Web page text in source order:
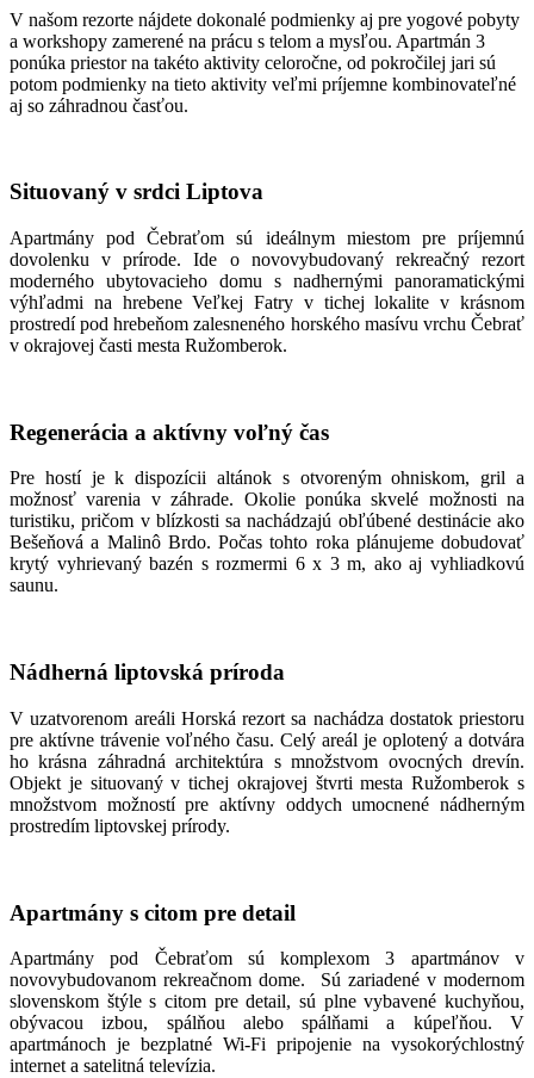
V našom rezorte nájdete dokonalé podmienky aj pre yogové pobyty
a workshopy zamerené na prácu s telom a mysľou. Apartmán 3
ponúka priestor na takéto aktivity celoročne, od pokročilej jari sú
potom podmienky na tieto aktivity veľmi príjemne kombinovateľné
aj so záhradnou časťou.
Situovaný v srdci Liptova
Apartmány pod Čebraťom sú ideálnym miestom pre príjemnú
dovolenku v prírode. Ide o novovybudovaný rekreačný rezort
moderného ubytovacieho domu s nadhernými panoramatickými
výhľadmi na hrebene Veľkej Fatry v tichej lokalite v krásnom
prostredí pod hrebeňom zalesneného horského masívu vrchu Čebrať
v okrajovej časti mesta Ružomberok.
Regenerácia a aktívny voľný čas
Pre hostí je k dispozícii altánok s otvoreným ohniskom, gril a
možnosť varenia v záhrade. Okolie ponúka skvelé možnosti na
turistiku, pričom v blízkosti sa nachádzajú obľúbené destinácie ako
Bešeňová a Malinô Brdo. Počas tohto roka plánujeme dobudovať
krytý vyhrievaný bazén s rozmermi 6 x 3 m, ako aj vyhliadkovú
saunu.
Nádherná liptovská príroda
V uzatvorenom areáli Horská rezort sa nachádza dostatok priestoru
pre aktívne trávenie voľného času. Celý areál je oplotený a dotvára
ho krásna záhradná architektúra s množstvom ovocných drevín.
Objekt je situovaný v tichej okrajovej štvrti mesta Ružomberok s
množstvom možností pre aktívny oddych umocnené nádherným
prostredím liptovskej prírody.
Apartmány s citom pre detail
Apartmány pod Čebraťom sú komplexom 3 apartmánov v
novovybudovanom rekreačnom dome. Sú zariadené v modernom
slovenskom štýle s citom pre detail, sú plne vybavené kuchyňou,
obývacou izbou, spálňou alebo spálňami a kúpeľňou. V
apartmánoch je bezplatné Wi-Fi pripojenie na vysokorýchlostný
internet a satelitná televízia.